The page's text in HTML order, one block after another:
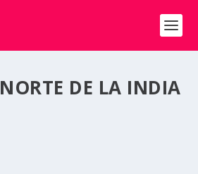
NORTE DE LA INDIA